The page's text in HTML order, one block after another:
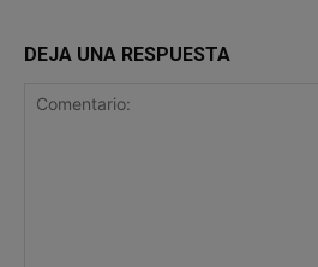
DEJA UNA RESPUESTA